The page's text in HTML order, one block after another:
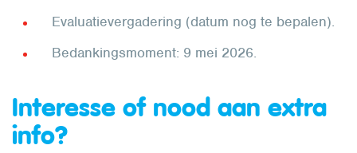
Evaluatievergadering (datum nog te bepalen).
Bedankingsmoment: 9 mei 2026.
Interesse of nood aan extra
info?